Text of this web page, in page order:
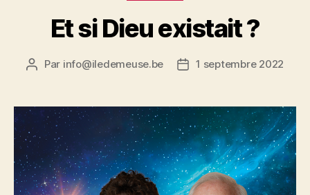
Et si Dieu existait ?
Auteur
Par info@iledemeuse.be
Date1 septembre 2022